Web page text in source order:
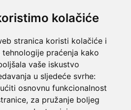
kolačiće
stranica koristi kolačiće i
tehnologije praćenja kako
vaše iskustvo
u sljedeće svrhe:
osnovnu funkcionalnost
, za pružanje boljeg
kod vas
novaca
Roba za novac
raspolaganju
plaćanje